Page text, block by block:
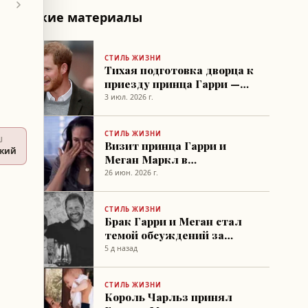
Похожие материалы
СТИЛЬ ЖИЗНИ
Тихая подготовка дворца к
приезду принца Гарри —
источник
3 июл. 2026 г.
СТИЛЬ ЖИЗНИ
Визит принца Гарри и
Меган Маркл в
Великобританию
26 июн. 2026 г.
СТИЛЬ ЖИЗНИ
Брак Гарри и Меган стал
темой обсуждений за
стенами дворца —
5 д назад
СТИЛЬ ЖИЗНИ
Король Чарльз принял